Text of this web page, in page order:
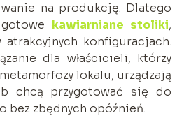
na produkcję. Dlatego
kawiarniane stoliki,
konfiguracjach.
dla właścicieli, którzy
lokalu, urządzają
chcą przygotować się do
bez zbędnych opóźnień.